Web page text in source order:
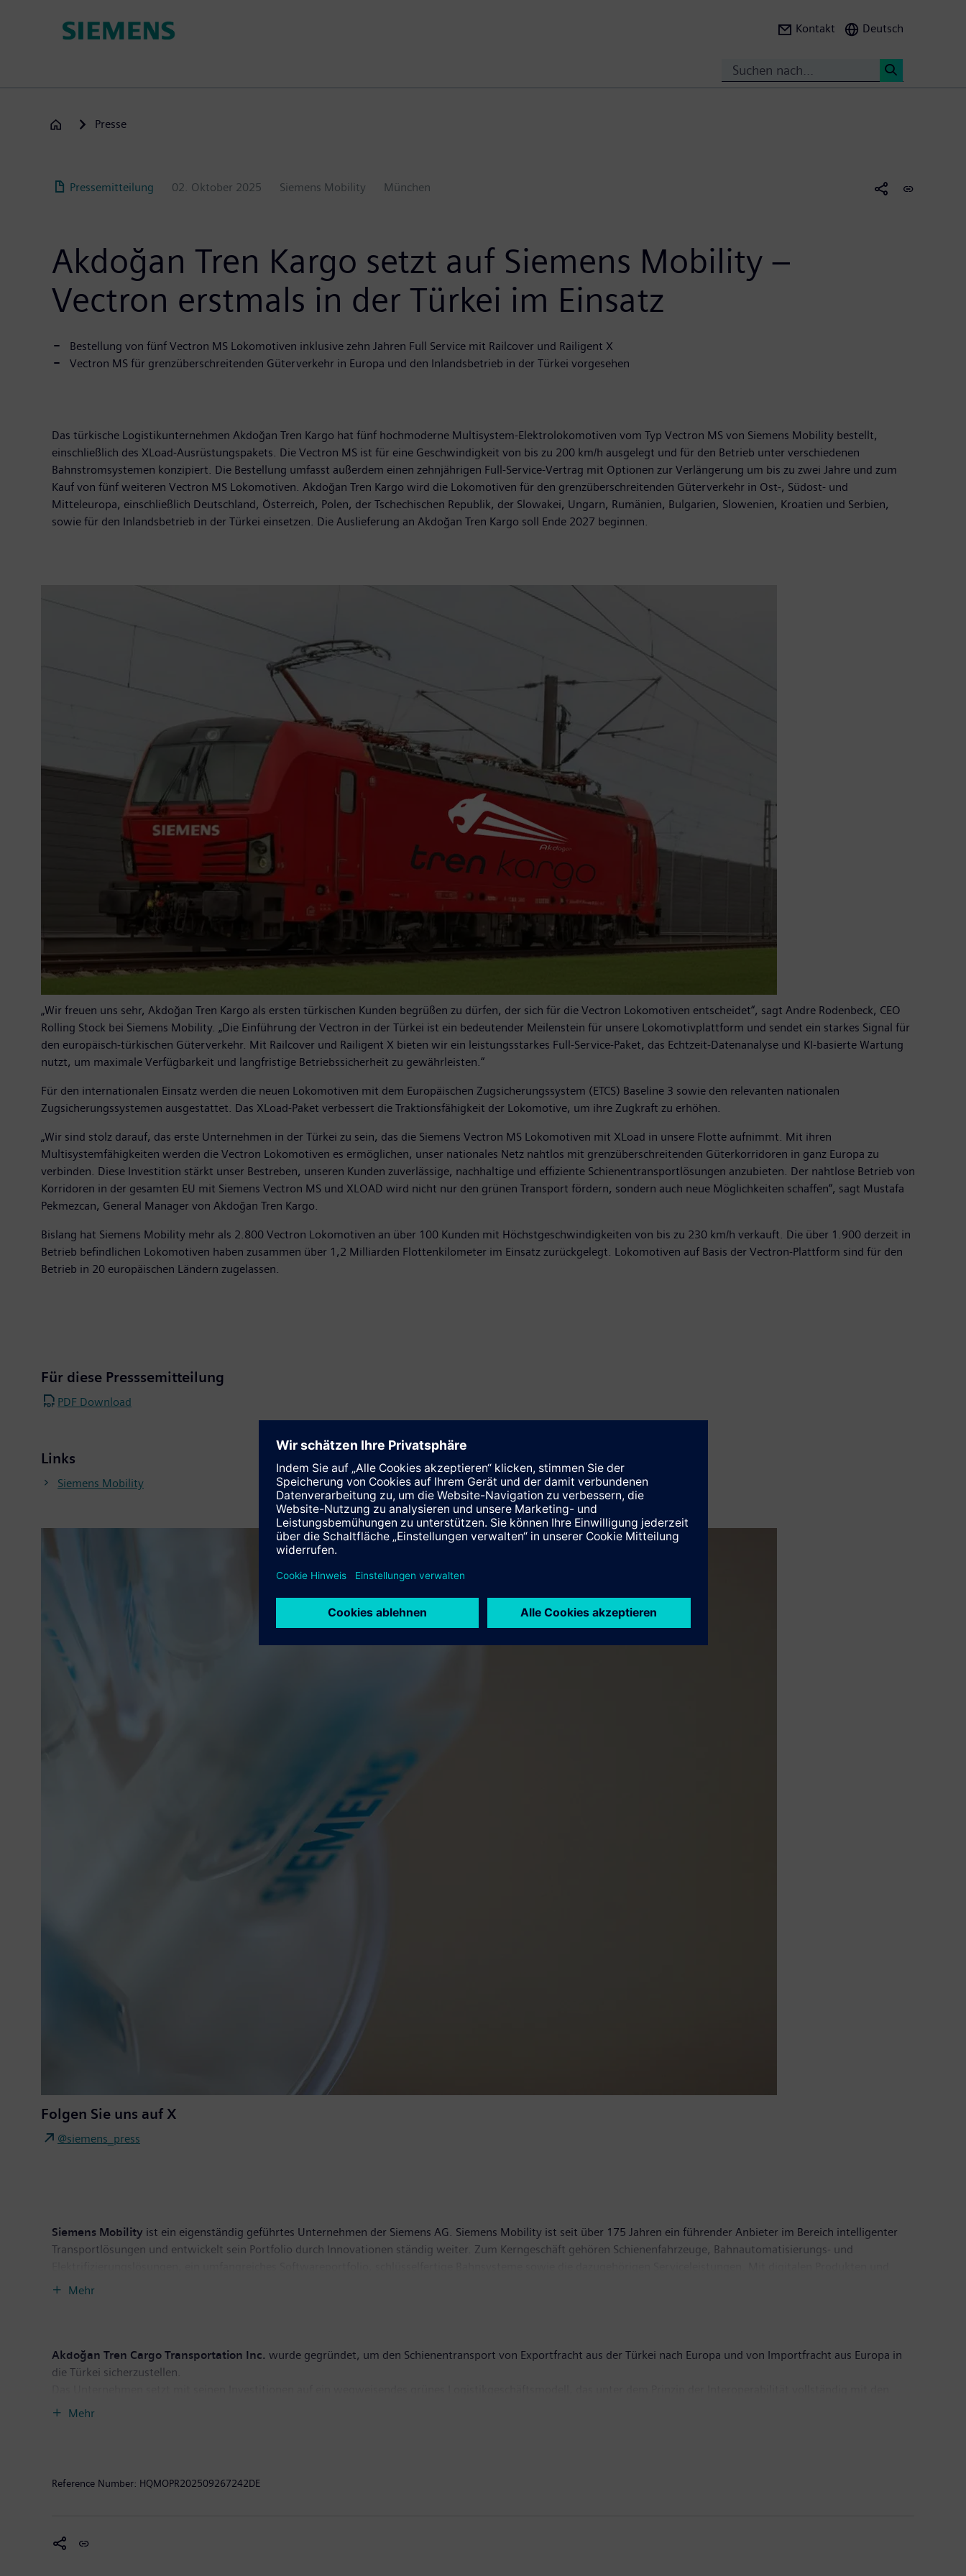
Kontakt Deutsch
Presse
Pressemitteilung 02. Oktober 2025 Siemens Mobility München
Akdoğan Tren Kargo setzt auf Siemens Mobility –
Vectron erstmals in der Türkei im Einsatz
Bestellung von fünf Vectron MS Lokomotiven inklusive zehn Jahren Full Service mit Railcover und Railigent X
Vectron MS für grenzüberschreitenden Güterverkehr in Europa und den Inlandsbetrieb in der Türkei vorgesehen
Das türkische Logistikunternehmen Akdoğan Tren Kargo hat fünf hochmoderne Multisystem-Elektrolokomotiven vom Typ Vectron MS von Siemens Mobility bestellt,
einschließlich des XLoad-Ausrüstungspakets. Die Vectron MS ist für eine Geschwindigkeit von bis zu 200 km/h ausgelegt und für den Betrieb unter verschiedenen
Bahnstromsystemen konzipiert. Die Bestellung umfasst außerdem einen zehnjährigen Full-Service-Vertrag mit Optionen zur Verlängerung um bis zu zwei Jahre und zum
Kauf von fünf weiteren Vectron MS Lokomotiven. Akdoğan Tren Kargo wird die Lokomotiven für den grenzüberschreitenden Güterverkehr in Ost-, Südost- und
Mitteleuropa, einschließlich Deutschland, Österreich, Polen, der Tschechischen Republik, der Slowakei, Ungarn, Rumänien, Bulgarien, Slowenien, Kroatien und Serbien,
sowie für den Inlandsbetrieb in der Türkei einsetzen. Die Auslieferung an Akdoğan Tren Kargo soll Ende 2027 beginnen.
„Wir freuen uns sehr, Akdoğan Tren Kargo als ersten türkischen Kunden begrüßen zu dürfen, der sich für die Vectron Lokomotiven entscheidet“, sagt Andre Rodenbeck, CEO
Rolling Stock bei Siemens Mobility. „Die Einführung der Vectron in der Türkei ist ein bedeutender Meilenstein für unsere Lokomotivplattform und sendet ein starkes Signal für
den europäisch-türkischen Güterverkehr. Mit Railcover und Railigent X bieten wir ein leistungsstarkes Full-Service-Paket, das Echtzeit-Datenanalyse und KI-basierte Wartung
nutzt, um maximale Verfügbarkeit und langfristige Betriebssicherheit zu gewährleisten.“
Für den internationalen Einsatz werden die neuen Lokomotiven mit dem Europäischen Zugsicherungssystem (ETCS) Baseline 3 sowie den relevanten nationalen
Zugsicherungssystemen ausgestattet. Das XLoad-Paket verbessert die Traktionsfähigkeit der Lokomotive, um ihre Zugkraft zu erhöhen.
„Wir sind stolz darauf, das erste Unternehmen in der Türkei zu sein, das die Siemens Vectron MS Lokomotiven mit XLoad in unsere Flotte aufnimmt. Mit ihren
Multisystemfähigkeiten werden die Vectron Lokomotiven es ermöglichen, unser nationales Netz nahtlos mit grenzüberschreitenden Güterkorridoren in ganz Europa zu
verbinden. Diese Investition stärkt unser Bestreben, unseren Kunden zuverlässige, nachhaltige und effiziente Schienentransportlösungen anzubieten. Der nahtlose Betrieb von
Korridoren in der gesamten EU mit Siemens Vectron MS und XLOAD wird nicht nur den grünen Transport fördern, sondern auch neue Möglichkeiten schaffen“, sagt Mustafa
Pekmezcan, General Manager von Akdoğan Tren Kargo.
Bislang hat Siemens Mobility mehr als 2.800 Vectron Lokomotiven an über 100 Kunden mit Höchstgeschwindigkeiten von bis zu 230 km/h verkauft. Die über 1.900 derzeit in
Betrieb befindlichen Lokomotiven haben zusammen über 1,2 Milliarden Flottenkilometer im Einsatz zurückgelegt. Lokomotiven auf Basis der Vectron-Plattform sind für den
Betrieb in 20 europäischen Ländern zugelassen.
Für diese Presssemitteilung
PDF Download
Links
Siemens Mobility
Folgen Sie uns auf X
@siemens_press
Siemens Mobility ist ein eigenständig geführtes Unternehmen der Siemens AG. Siemens Mobility ist seit über 175 Jahren ein führender Anbieter im Bereich intelligenter
Transportlösungen und entwickelt sein Portfolio durch Innovationen ständig weiter. Zum Kerngeschäft gehören Schienenfahrzeuge, Bahnautomatisierungs- und
Lösungen und durch den Einsatz industrieller künstlicher Intelligenz ermöglicht Siemens Mobility Mobilitätsbetreibern auf der ganzen Welt, ihre Infrastruktur intelligent zu
Mehr
Akdoğan Tren Cargo Transportation Inc. wurde gegründet, um den Schienentransport von Exportfracht aus der Türkei nach Europa und von Importfracht aus Europa in
die Türkei sicherzustellen.
Vorschriften sowohl der Türkei als auch der Europäischen Union übereinstimmt. Mit der Einführung einer Alternative zum herkömmlichen System des Lokomotivwechsels
zugleich zur kommerziellen Integration der Türkei mit Europa und zu den Zielen eines nachhaltigen, grünen Transports bei, während gleichzeitig Synergien mit der Belt and
Mehr
Reference Number: HQMOPR202509267242DE